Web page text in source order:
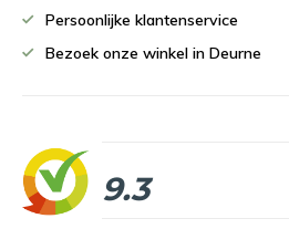
Persoonlijke klantenservice
Bezoek onze winkel in Deurne
9.3